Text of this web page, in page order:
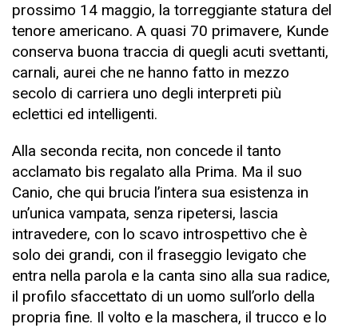
prossimo 14 maggio, la torreggiante statura del
tenore americano. A quasi 70 primavere, Kunde
conserva buona traccia di quegli acuti svettanti,
carnali, aurei che ne hanno fatto in mezzo
secolo di carriera uno degli interpreti più
eclettici ed intelligenti.
Alla seconda recita, non concede il tanto
acclamato bis regalato alla Prima. Ma il suo
Canio, che qui brucia l’intera sua esistenza in
un’unica vampata, senza ripetersi, lascia
intravedere, con lo scavo introspettivo che è
solo dei grandi, con il fraseggio levigato che
entra nella parola e la canta sino alla sua radice,
il profilo sfaccettato di un uomo sull’orlo della
propria fine. Il volto e la maschera, il trucco e lo